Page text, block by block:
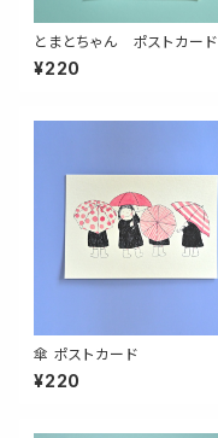
とまとちゃん ポストカード
¥220
傘 ポストカード
¥220